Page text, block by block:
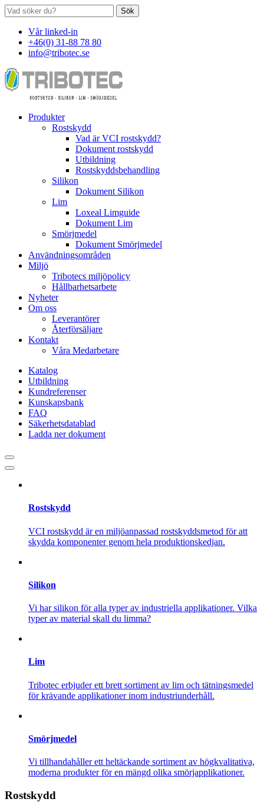
Sök
Vår linked-in
+46(0) 31-88 78 80
info@tribotec.se
Produkter
Rostskydd
Vad är VCI rostskydd?
Dokument rostskydd
Utbildning
Rostskyddsbehandling
Silikon
Dokument Silikon
Lim
Loxeal Limguide
Dokument Lim
Smörjmedel
Dokument Smörjmedel
Användningsområden
Miljö
Tribotecs miljöpolicy
Hållbarhetsarbete
Nyheter
Om oss
Leverantörer
Återförsäljare
Kontakt
Våra Medarbetare
Katalog
Utbildning
Kundreferenser
Kunskapsbank
FAQ
Säkerhetsdatablad
Ladda ner dokument
Rostskydd
VCI rostskydd är en miljöanpassad rostskyddsmetod för att
skydda komponenter genom hela produktionskedjan.
Silikon
Vi har silikon för alla typer av industriella applikationer. Vilka
typer av material skall du limma?
Lim
Tribotec erbjuder ett brett sortiment av lim och tätningsmedel
för krävande applikationer inom industriunderhåll.
Smörjmedel
Vi tillhandahåller ett heltäckande sortiment av högkvalitativa,
moderna produkter för en mängd olika smörjapplikationer.
Rostskydd